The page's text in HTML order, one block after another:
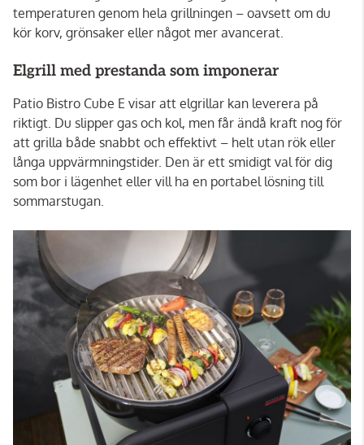
temperaturen genom hela grillningen – oavsett om du
kör korv, grönsaker eller något mer avancerat.
Elgrill med prestanda som imponerar
Patio Bistro Cube E visar att elgrillar kan leverera på
riktigt. Du slipper gas och kol, men får ändå kraft nog för
att grilla både snabbt och effektivt – helt utan rök eller
långa uppvärmningstider. Den är ett smidigt val för dig
som bor i lägenhet eller vill ha en portabel lösning till
sommarstugan.